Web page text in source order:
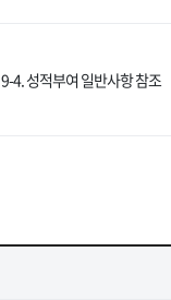
9-4. 성적부여 일반사항 참조